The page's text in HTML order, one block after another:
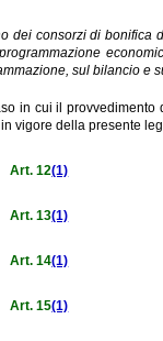
dei consorzi di
sul bilancio e
in cui il provvedimento
vigore della presente
Art. 12(1)
Art. 13(1)
Art. 14(1)
Art. 15(1)